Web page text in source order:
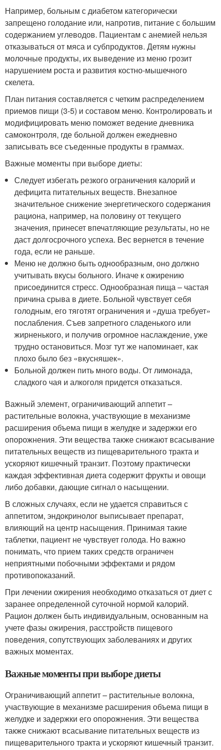
Например, больным с диабетом категорически
запрещено голодание или, напротив, питание с большим
содержанием углеводов. Пациентам с анемией нельзя
отказываться от мяса и субпродуктов. Детям нужны
молочные продукты, их выведение из меню грозит
нарушением роста и развития костно-мышечного
скелета.
План питания составляется с четким распределением
приемов пищи (3-5) и составом меню. Контролировать и
модифицировать меню поможет ведение дневника
самоконтроля, где больной должен ежедневно
записывать все съеденные продукты в граммах.
Важные моменты при выборе диеты:
Следует избегать резкого ограничения калорий и
дефицита питательных веществ. Внезапное
значительное снижение энергетического содержания
рациона, например, на половину от текущего
значения, принесет впечатляющие результаты, но не
даст долгосрочного успеха. Вес вернется в течение
года, если не раньше.
Меню не должно быть однообразным, оно должно
учитывать вкусы больного. Иначе к ожирению
присоединится стресс. Однообразная пища – частая
причина срыва в диете. Больной чувствует себя
голодным, его тяготят ограничения и «душа требует»
послабления. Съев запретного сладенького или
жирненького, и получив огромное наслаждение, уже
трудно остановиться. Мозг тут же напоминает, как
плохо было без «вкусняшек».
Больной должен пить много воды. От лимонада,
сладкого чая и алкоголя придется отказаться.
Важный элемент, ограничивающий аппетит –
растительные волокна, участвующие в механизме
расширения объема пищи в желудке и задержки его
опорожнения. Эти вещества также снижают всасывание
питательных веществ из пищеварительного тракта и
ускоряют кишечный транзит. Поэтому практически
каждая эффективная диета содержит фрукты и овощи
либо добавки, дающие сигнал о насыщении.
В сложных случаях, если не удается справиться с
аппетитом, эндокринолог выписывает препарат,
влияющий на центр насыщения. Принимая такие
таблетки, пациент не чувствует голода. Но важно
понимать, что прием таких средств ограничен
неприятными побочными эффектами и рядом
противопоказаний.
При лечении ожирения необходимо отказаться от диет с
заранее определенной суточной нормой калорий.
Рацион должен быть индивидуальным, основанным на
учете фазы ожирения, расстройств пищевого
поведения, сопутствующих заболеваниях и других
важных моментах.
Важные моменты при выборе диеты
Ограничивающий аппетит – растительные волокна,
участвующие в механизме расширения объема пищи в
желудке и задержки его опорожнения. Эти вещества
также снижают всасывание питательных веществ из
пищеварительного тракта и ускоряют кишечный транзит.